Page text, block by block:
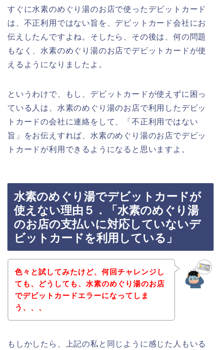
すぐに水素のめぐり湯のお店で使ったデビットカード
は、不正利用ではない旨を、デビットカード会社にお
伝えしたんですよね。そしたら、その後は、何の問題
もなく、水素のめぐり湯のお店でデビットカードが使
えるようになりましたよ。
というわけで、もし、デビットカードが使えずに困っ
ている人は、水素のめぐり湯のお店で利用したデビッ
トカードの会社に連絡をして、「不正利用ではない
旨」をお伝えすれば、水素のめぐり湯のお店でデビッ
トカードが利用できるようになると思いますよ。
水素のめぐり湯でデビットカードが
使えない理由５．「水素のめぐり湯
のお店の支払いに対応していないデ
ビットカードを利用している」
色々と試してみたけど、何回チャレンジし
ても、どうしても、水素のめぐり湯のお店
でデビットカードエラーになってしま
う、、、
もしかしたら、上記の私と同じように感じた人もいる